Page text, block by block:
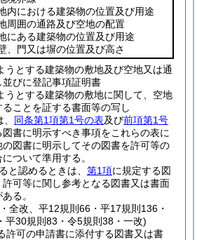
における建築物の位置及び用途
囲の通路及び空地の配置
ある建築物の位置及び用途
門又は塀の位置及び高さ
うとする建築物の敷地及び空地又は通
びに登記事項証明書
うとする建築物の敷地に関して、空地
ことを証する書面等の写し
同条第1項第1号の表及び前項第1号
書に明示すべき事項をこれらの表に
図書に明示してその図書を許可等の
ついて準用する。
と認めるときは、 第1項に規定する図
可等に関し参考となる図書又は書面
る。
全改、平12規則66・平17規則136・
平30規則83・令5規則38・一改)
許可の申請書に添付する図書又は書